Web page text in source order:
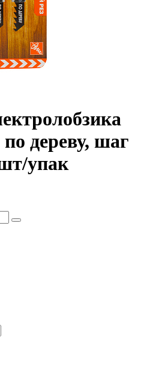
дереву, шаг
упак